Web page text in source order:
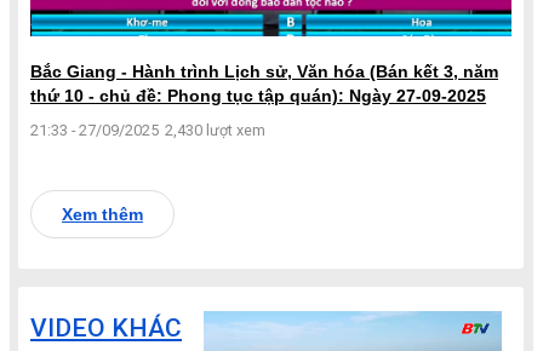
Bắc Giang - Hành trình Lịch sử, Văn hóa (Bán kết 3, năm
thứ 10 - chủ đề: Phong tục tập quán): Ngày 27-09-2025
21:33 - 27/09/2025 2,430 lượt xem
Xem thêm
VIDEO KHÁC